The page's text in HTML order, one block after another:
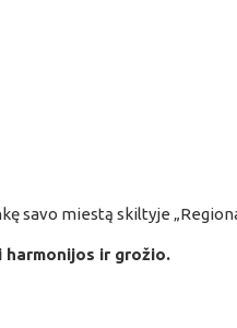
miestą skiltyje
harmonijos ir grožio.